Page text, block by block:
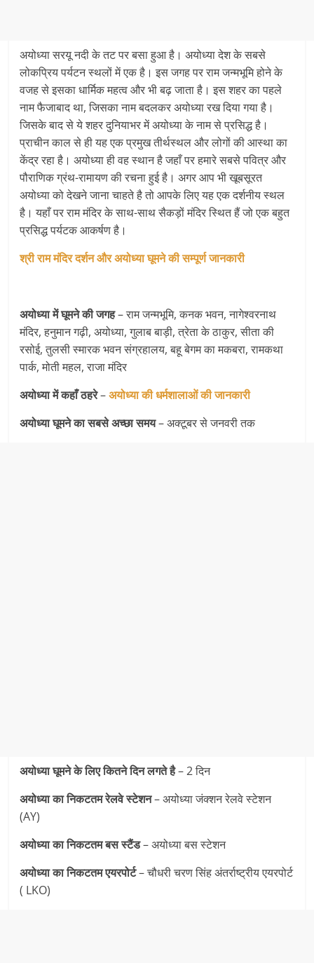
अयोध्या सरयू नदी के तट पर बसा हुआ है। अयोध्या देश के सबसे
लोकप्रिय पर्यटन स्थलों में एक है। इस जगह पर राम जन्मभूमि होने के
वजह से इसका धार्मिक महत्व और भी बढ़ जाता है। इस शहर का पहले
नाम फैजाबाद था, जिसका नाम बदलकर अयोध्या रख दिया गया है।
जिसके बाद से ये शहर दुनियाभर में अयोध्या के नाम से प्रसिद्ध है।
प्राचीन काल से ही यह एक प्रमुख तीर्थस्थल और लोगों की आस्था का
केंद्र रहा है। अयोध्या ही वह स्थान है जहाँ पर हमारे सबसे पवित्र और
पौराणिक ग्रंथ-रामायण की रचना हुई है। अगर आप भी खूबसूरत
अयोध्या को देखने जाना चाहते है तो आपके लिए यह एक दर्शनीय स्थल
है। यहाँ पर राम मंदिर के साथ-साथ सैकड़ों मंदिर स्थित हैं जो एक बहुत
प्रसिद्ध पर्यटक आकर्षण है।
श्री राम मंदिर दर्शन और अयोध्या घूमने की सम्पूर्ण जानकारी
अयोध्या में घूमने की जगह– राम जन्मभूमि, कनक भवन, नागेश्वरनाथ
मंदिर, हनुमान गढ़ी, अयोध्या, गुलाब बाड़ी, त्रेता के ठाकुर, सीता की
रसोई, तुलसी स्मारक भवन संग्रहालय, बहू बेगम का मकबरा, रामकथा
पार्क, मोती महल, राजा मंदिर
अयोध्या में कहाँ ठहरे–अयोध्या की धर्मशालाओं की जानकारी
अयोध्या घूमने का सबसे अच्छा समय– अक्टूबर से जनवरी तक
अयोध्या घूमने के लिए कितने दिन लगते है– 2 दिन
अयोध्या का निकटतम रेलवे स्टेशन– अयोध्या जंक्शन रेलवे स्टेशन
(AY)
अयोध्या का निकटतमबस स्टैंड– अयोध्या बस स्टेशन
अयोध्या का निकटतम एयरपोर्ट– चौधरी चरण सिंह अंतर्राष्ट्रीय एयरपोर्ट
( LKO)